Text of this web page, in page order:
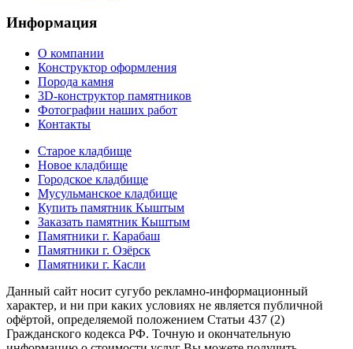
Информация
О компании
Конструктор оформления
Порода камня
3D-конструктор памятников
Фотографии наших работ
Контакты
Старое кладбище
Новое кладбище
Городское кладбище
Мусульманское кладбище
Купить памятник Кыштым
Заказать памятник Кыштым
Памятники г. Карабаш
Памятники г. Озёрск
Памятники г. Касли
Данный сайт носит сугубо рекламно-информационный
характер, и ни при каких условиях не является публичной
офёртой, определяемой положением Статьи 437 (2)
Гражданского кодекса РФ. Точную и окончательную